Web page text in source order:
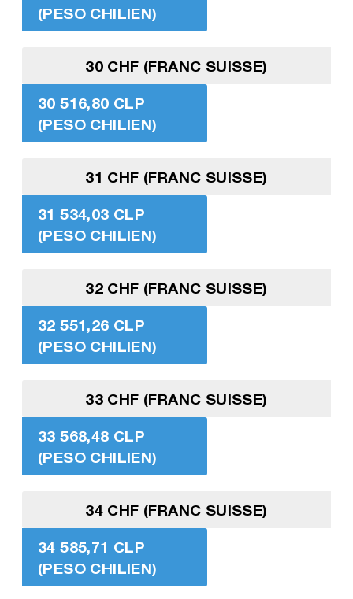
(PESO CHILIEN)
30 CHF (FRANC SUISSE)
30 516,80 CLP
(PESO CHILIEN)
31 CHF (FRANC SUISSE)
31 534,03 CLP
(PESO CHILIEN)
32 CHF (FRANC SUISSE)
32 551,26 CLP
(PESO CHILIEN)
33 CHF (FRANC SUISSE)
33 568,48 CLP
(PESO CHILIEN)
34 CHF (FRANC SUISSE)
34 585,71 CLP
(PESO CHILIEN)